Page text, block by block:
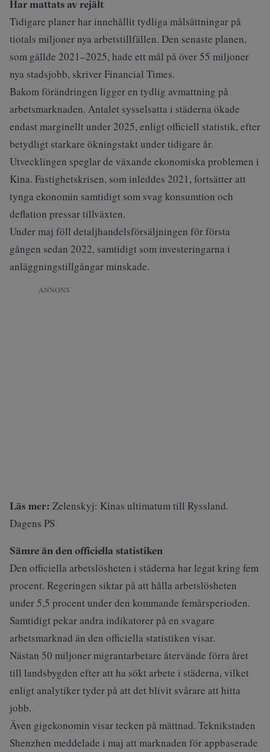
Har mattats av rejält
Tidigare planer har innehållit tydliga målsättningar på
tiotals miljoner nya arbetstillfällen. Den senaste planen,
som gällde 2021–2025, hade ett mål på över 55 miljoner
nya stadsjobb, skriverFinancial Times.
Bakom förändringen ligger en tydlig avmattning på
arbetsmarknaden. Antalet sysselsatta i städerna ökade
endast marginellt under 2025, enligt officiell statistik, efter
betydligt starkare ökningstakt under tidigare år.
Utvecklingen speglar de växande ekonomiska problemen i
Kina. Fastighetskrisen, som inleddes 2021, fortsätter att
tynga ekonomin samtidigt som svag konsumtion och
deflation pressar tillväxten.
Under maj föll detaljhandelsförsäljningen för första
gången sedan 2022, samtidigt som investeringarna i
anläggningstillgångar minskade.
ANNONS
Läs mer: Zelenskyj: Kinas ultimatum till Ryssland.
Dagens PS
Sämre än den officiella statistiken
Den officiella arbetslösheten i städerna har legat kring fem
procent. Regeringen siktar på att hålla arbetslösheten
under 5,5 procent under den kommande femårsperioden.
Samtidigt pekar andra indikatorer på en svagare
arbetsmarknad än den officiella statistiken visar.
Nästan 50 miljoner migrantarbetare återvände förra året
till landsbygden efter att ha sökt arbete i städerna, vilket
enligt analytiker tyder på att det blivit svårare att hitta
jobb.
Även gigekonomin visar tecken på mättnad. Teknikstaden
Shenzhen meddelade i maj att marknaden för appbaserade